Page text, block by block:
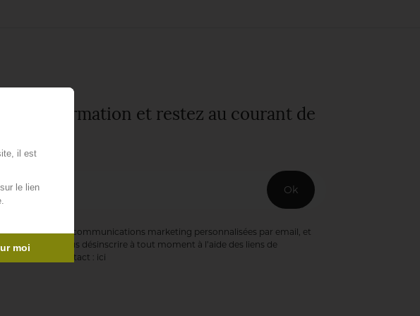
d'information et restez au courant de
Ok
de recevoir des communications marketing personnalisées par email, et
. Vous pouvez vous désinscrire à tout moment à l’aide des liens de
de contact : ici